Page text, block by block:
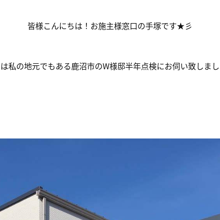
皆様こんにちは！お施主様窓口の手塚です★彡
私の地元でもある鹿沼市のW様邸半年点検にお伺い致しま